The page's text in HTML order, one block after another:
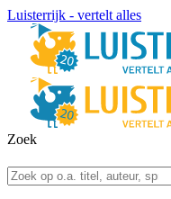
Luisterrijk - vertelt alles
Zoek